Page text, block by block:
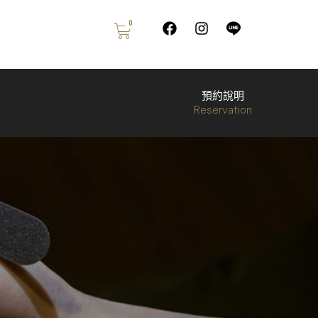
0
預約說明
Reservation